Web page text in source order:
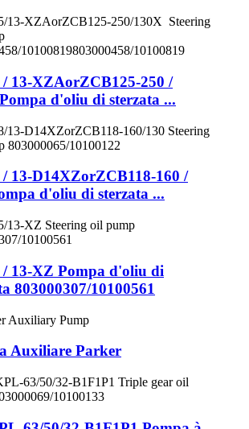
/ 13-XZAorZCB125-250 /
d'oliu di sterzata ...
/ 13-D14XZorZCB118-160 /
d'oliu di sterzata ...
/ 13-XZ Pompa d'oliu di
803000307/10100561
Auxiliare Parker